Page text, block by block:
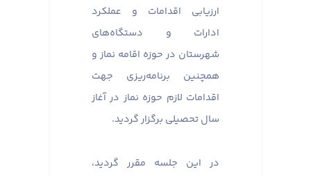
ارزیابی اقدامات و عملکرد
ادارات و دستگاه‌های
شهرستان در حوزه اقامه نماز و
همچنین برنامه‌ریزی جهت
اقدامات لازم حوزه نماز در آغاز
سال تحصیلی برگزار گردید.
در این جلسه مقرر گردید،